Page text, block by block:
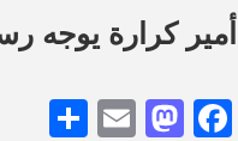
أمير كرارة يوجه
Facebook
Email